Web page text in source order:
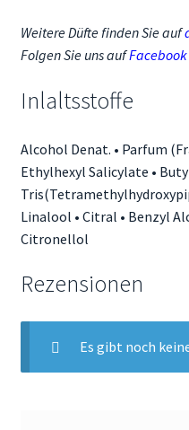
Weitere Düfte finden Sie auf
Folgen Sie uns aufFacebook
Inlaltsstoffe
Alcohol Denat. • Parfum
Ethylhexyl Salicylate •
Linalool • Citral • Benzyl
Citronellol
Rezensionen
Es gibt noch